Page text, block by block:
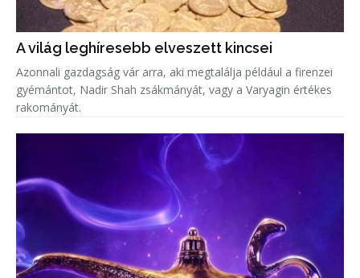
A világ leghíresebb elveszett kincsei
Azonnali gazdagság vár arra, aki megtalálja például a firenzei
gyémántot, Nadir Shah zsákmányát, vagy a Varyagin értékes
rakományát.